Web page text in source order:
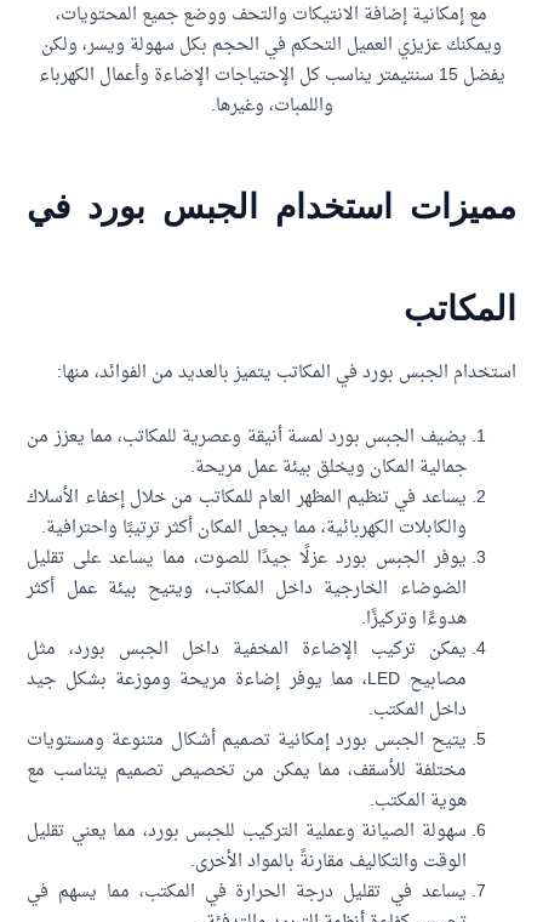
مع إمكانية إضافة الانتيكات والتحف ووضع جميع المحتويات،
عزيزي العميل التحكم في الحجم بكل سهولة ويسر، ولكن
يفضل 15 سنتيمتر يناسب كل الإحتياجات الإضاءة وأعمال الكهرباء
واللمبات، وغيرها.
استخدام الجبس بورد في
الجبس بورد في المكاتب يتميز بالعديد من الفوائد، منها:
يضيف الجبس بورد لمسة أنيقة وعصرية للمكاتب، مما يعزز من
جمالية المكان ويخلق بيئة عمل مريحة.
يساعد في تنظيم المظهر العام للمكاتب من خلال إخفاء الأسلاك
والكابلات الكهربائية، مما يجعل المكان أكثر ترتيبًا واحترافية.
يوفر الجبس بورد عزلًا جيدًا للصوت، مما يساعد على تقليل
الضوضاء الخارجية داخل المكاتب، ويتيح بيئة عمل أكثر
هدوءًا وتركيزًا.
يمكن تركيب الإضاءة المخفية داخل الجبس بورد، مثل
مصابيح LED، مما يوفر إضاءة مريحة وموزعة بشكل جيد
داخل المكتب.
يتيح الجبس بورد إمكانية تصميم أشكال متنوعة ومستويات
مختلفة للأسقف، مما يمكن من تخصيص تصميم يتناسب مع
هوية المكتب.
سهولة الصيانة وعملية التركيب للجبس بورد، مما يعني تقليل
الوقت والتكاليف مقارنةً بالمواد الأخرى.
يساعد في تقليل درجة الحرارة في المكتب، مما يسهم في